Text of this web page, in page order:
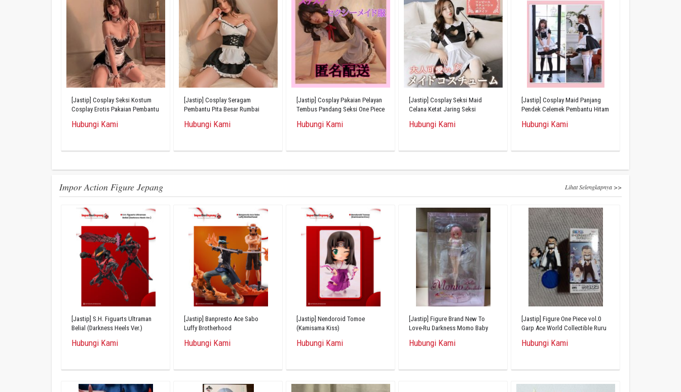
[Jastip] Cosplay Seksi Kostum
Cosplay Erotis Pakaian Pembantu
Hubungi Kami
[Jastip] Cosplay Seragam
Pembantu Pita Besar Rumbai
Hubungi Kami
[Jastip] Cosplay Pakaian Pelayan
Tembus Pandang Seksi One Piece
Hubungi Kami
[Jastip] Cosplay Seksi Maid
Celana Ketat Jaring Seksi
Hubungi Kami
[Jastip] Cosplay Maid Panjang
Pendek Celemek Pembantu Hitam
Hubungi Kami
Impor Action Figure Jepang Lihat Selengkapnya >>
[Jastip] S.H. Figuarts Ultraman
Belial (Darkness Heels Ver.)
Hubungi Kami
[Jastip] Banpresto Ace Sabo
Luffy Brotherhood
Hubungi Kami
[Jastip] Nendoroid Tomoe
(Kamisama Kiss)
Hubungi Kami
[Jastip] Figure Brand New To
Love-Ru Darkness Momo Baby
Hubungi Kami
[Jastip] Figure One Piece vol.0
Garp Ace World Collectible Ruru
Hubungi Kami